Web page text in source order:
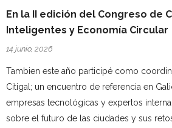
En la II edición del Congreso de
Inteligentes y Economía Circular
14 junio, 2026
Tambien este año participé como
Citigal; un encuentro de referencia en
empresas tecnológicas y expertos
sobre el futuro de las ciudades y sus